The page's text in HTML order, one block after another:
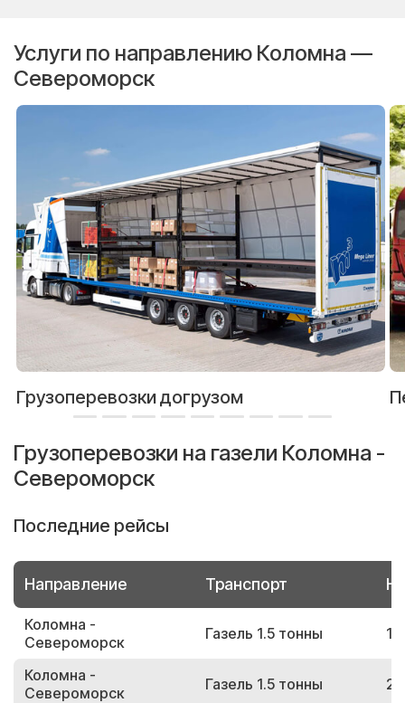
Услуги по направлению Коломна —
Североморск
Грузоперевозки догрузом
Грузоперевозки на газели Коломна -
Североморск
Последние рейсы
Направление Транспорт
Коломна -
Североморск
Газель 1.5 тонны
Коломна -
Североморск
Газель 1.5 тонны